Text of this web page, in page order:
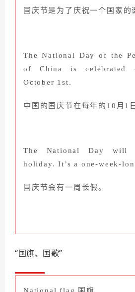
国庆节是为了庆祝一个国家的
The National Day of the
of China is celebrated
October 1st.
中国的国庆节在每年的10月1
The National Day will
holiday. It’s a one-week-
国庆节会有一周长假。
“国旗、国歌”